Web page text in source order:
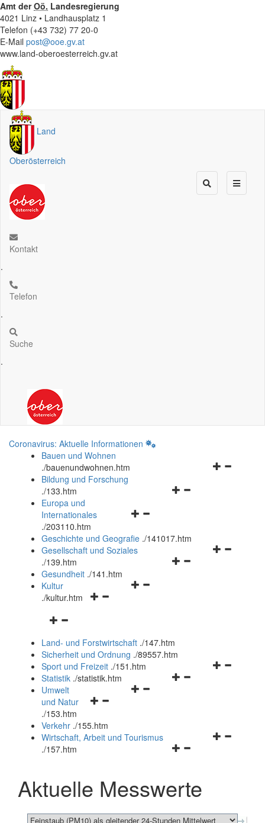
Amt derOö. Landesregierung
4021 Linz • Landhausplatz 1
Telefon (+43 732) 77 20-0
E-Mail post@ooe.gv.at
www.land-oberoesterreich.gv.at
Land
Oberösterreich
Kontakt
.
Telefon
.
Suche
.
Coronavirus: Aktuelle Informationen
Bauen und Wohnen
./bauenundwohnen.htm
Navigationsmenü
Bildung und Forschung
./133.htm
Navigationsmenü
und
schließen
Europa und
Internationales
./203110.htm
Geschichte und Geografie ./141017.htm
Navigationsmenü
Gesellschaft und Soziales
./139.htm
Navigationsmenü
Gesundheit ./141.htm
Navigationsmenü
Kultur
./kultur.htm
Navigationsmenü
und
schließen
Land- und Forstwirtschaft ./147.htm
Sicherheit und Ordnung ./89557.htm
Navigationsmenü
Sport und Freizeit ./151.htm
Navigationsmenü
Statistik ./statistik.htm
Navigationsmenü
und
schließen
Umwelt
und Natur
./153.htm
Verkehr ./155.htm
Navigationsmenü
schließen
Wirtschaft, Arbeit und Tourismus
./157.htm
Aktuelle Messwerte